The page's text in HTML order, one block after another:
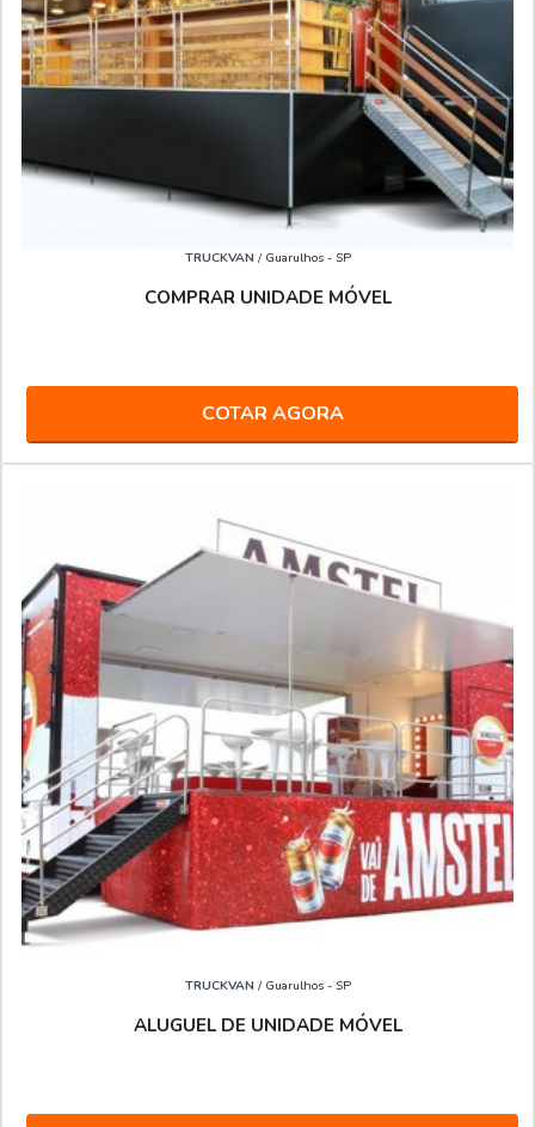
TRUCKVAN / Guarulhos - SP
COMPRAR UNIDADE MÓVEL
COTAR AGORA
TRUCKVAN / Guarulhos - SP
ALUGUEL DE UNIDADE MÓVEL